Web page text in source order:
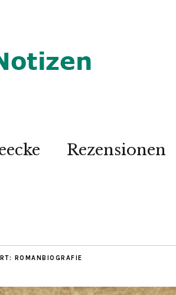
Rezensionen
ROMANBIOGRAFIE